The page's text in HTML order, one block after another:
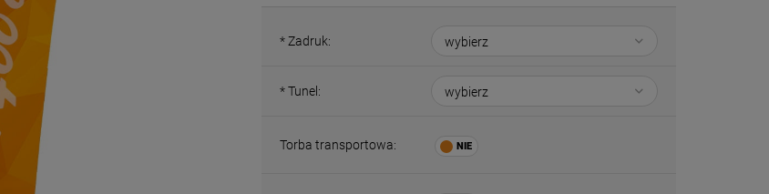
*Zadruk:
*Tunel:
Torba transportowa: